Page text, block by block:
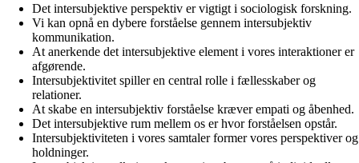
Det intersubjektive perspektiv er vigtigt i sociologisk forskning.
Vi kan opnå en dybere forståelse gennem intersubjektiv
kommunikation.
At anerkende det intersubjektive element i vores interaktioner er
afgørende.
Intersubjektivitet spiller en central rolle i fællesskaber og
relationer.
At skabe en intersubjektiv forståelse kræver empati og åbenhed.
Det intersubjektive rum mellem os er hvor forståelsen opstår.
Intersubjektiviteten i vores samtaler former vores perspektiver og
holdninger.